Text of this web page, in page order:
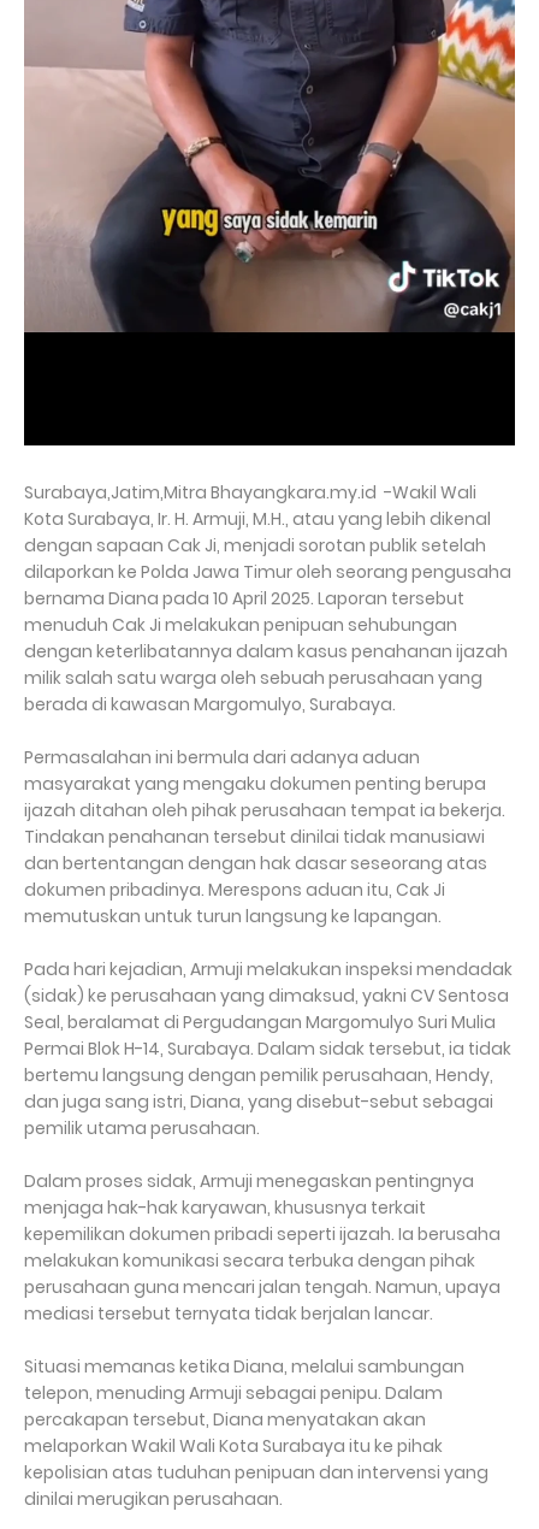
Surabaya,Jatim,Mitra Bhayangkara.my.id -Wakil Wali
Kota Surabaya, Ir. H. Armuji, M.H., atau yang lebih dikenal
dengan sapaan Cak Ji, menjadi sorotan publik setelah
dilaporkan ke Polda Jawa Timur oleh seorang pengusaha
bernama Diana pada 10 April 2025. Laporan tersebut
menuduh Cak Ji melakukan penipuan sehubungan
dengan keterlibatannya dalam kasus penahanan ijazah
milik salah satu warga oleh sebuah perusahaan yang
berada di kawasan Margomulyo, Surabaya.
Permasalahan ini bermula dari adanya aduan
masyarakat yang mengaku dokumen penting berupa
ijazah ditahan oleh pihak perusahaan tempat ia bekerja.
Tindakan penahanan tersebut dinilai tidak manusiawi
dan bertentangan dengan hak dasar seseorang atas
dokumen pribadinya. Merespons aduan itu, Cak Ji
memutuskan untuk turun langsung ke lapangan.
Pada hari kejadian, Armuji melakukan inspeksi mendadak
(sidak) ke perusahaan yang dimaksud, yakni CV Sentosa
Seal, beralamat di Pergudangan Margomulyo Suri Mulia
Permai Blok H-14, Surabaya. Dalam sidak tersebut, ia tidak
bertemu langsung dengan pemilik perusahaan, Hendy,
dan juga sang istri, Diana, yang disebut-sebut sebagai
pemilik utama perusahaan.
Dalam proses sidak, Armuji menegaskan pentingnya
menjaga hak-hak karyawan, khususnya terkait
kepemilikan dokumen pribadi seperti ijazah. Ia berusaha
melakukan komunikasi secara terbuka dengan pihak
perusahaan guna mencari jalan tengah. Namun, upaya
mediasi tersebut ternyata tidak berjalan lancar.
Situasi memanas ketika Diana, melalui sambungan
telepon, menuding Armuji sebagai penipu. Dalam
percakapan tersebut, Diana menyatakan akan
melaporkan Wakil Wali Kota Surabaya itu ke pihak
kepolisian atas tuduhan penipuan dan intervensi yang
dinilai merugikan perusahaan.